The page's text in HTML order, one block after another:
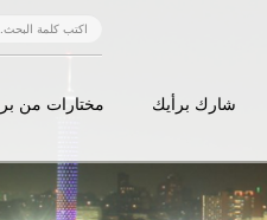
شارك برأيك مختارات من